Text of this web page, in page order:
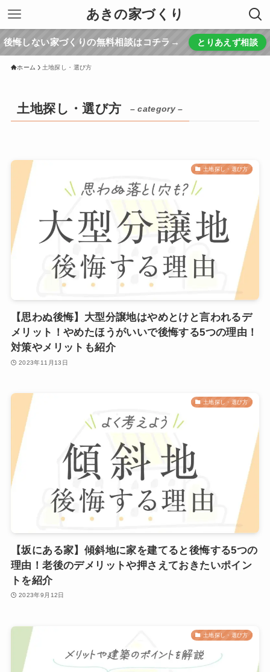
あきの家づくり
後悔しない家づくりの無料相談はコチラ→ とりあえず相談
ホーム 土地探し・選び方
土地探し・選び方 – category –
土地探し・選び方
【思わぬ後悔】大型分譲地はやめとけと言われるデ
メリット！やめたほうがいいで後悔する5つの理由！
対策やメリットも紹介
2023年11月13日
土地探し・選び方
【坂にある家】傾斜地に家を建てると後悔する5つの
理由！老後のデメリットや押さえておきたいポイン
トを紹介
2023年9月12日
土地探し・選び方